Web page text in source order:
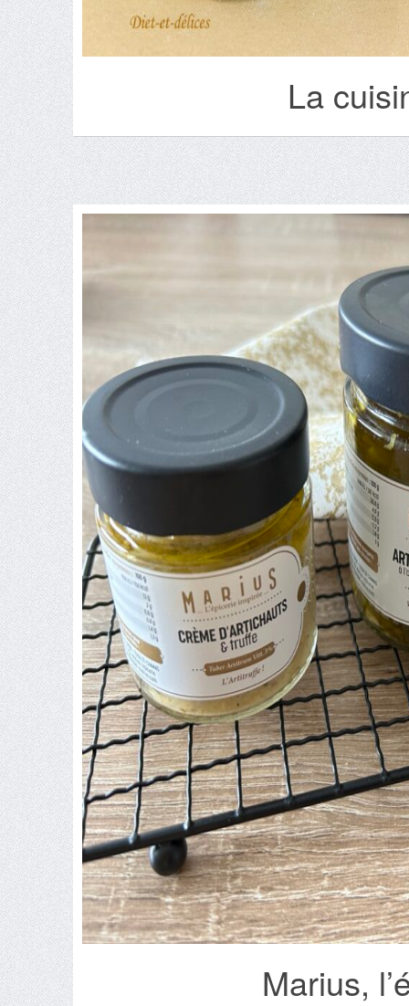
La
Marius,